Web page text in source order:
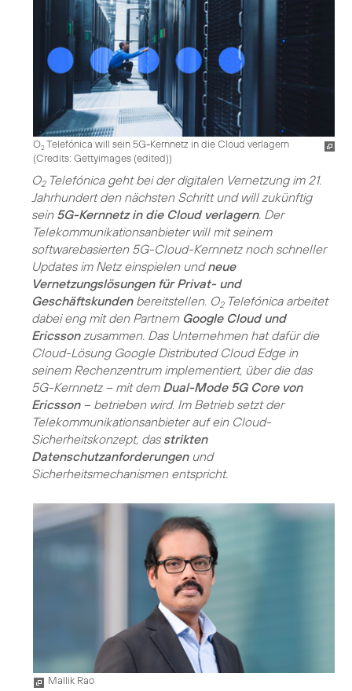
O2Telefónica will sein 5G-Kernnetz in die Cloud verlagern
(Credits: Gettyimages (edited))
O2Telefónica geht bei der digitalen Vernetzung im 21.
Jahrhundert den nächsten Schritt und will zukünftig
sein 5G-Kernnetz in die Cloud verlagern. Der
Telekommunikationsanbieter will mit seinem
softwarebasierten 5G-Cloud-Kernnetz noch schneller
Updates im Netz einspielen undneue
Vernetzungslösungen für Privat- und
Geschäftskundenbereitstellen. O2Telefónica arbeitet
dabei eng mit den Partnern Google Cloud und
Ericssonzusammen. Das Unternehmen hat dafür die
Cloud-Lösung Google Distributed Cloud Edge in
seinem Rechenzentrum implementiert, über die das
5G-Kernnetz – mit dem Dual-Mode 5G Core von
Ericsson– betrieben wird. Im Betrieb setzt der
Telekommunikationsanbieter auf ein Cloud-
Sicherheitskonzept, das strikten
Datenschutzanforderungenund
Sicherheitsmechanismen entspricht.
Mallik Rao